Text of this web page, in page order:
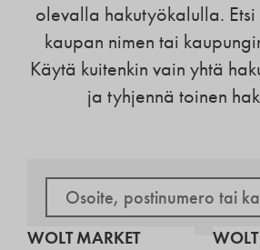
olevalla hakutyökalulla.
kaupan nimen tai
Käytä kuitenkin vain yhtä
ja tyhjennä toinen
WOLT MARKET